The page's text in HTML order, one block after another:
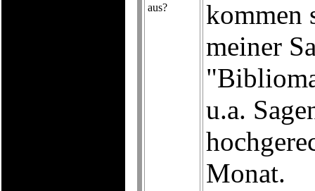
aus?
kommen
meiner
u.a.
Monat.